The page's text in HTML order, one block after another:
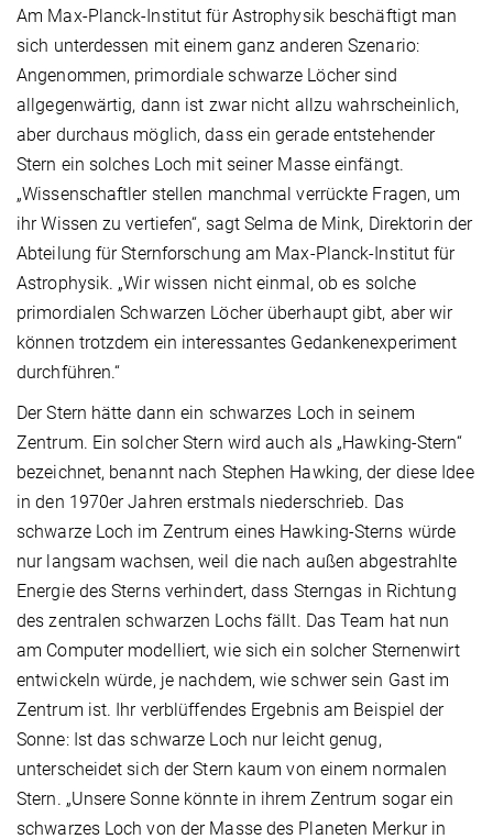
Am Max-Planck-Institut für Astrophysik beschäftigt man
sich unterdessen mit einem ganz anderen Szenario:
Angenommen, primordiale schwarze Löcher sind
allgegenwärtig, dann ist zwar nicht allzu wahrscheinlich,
aber durchaus möglich, dass ein gerade entstehender
Stern ein solches Loch mit seiner Masse einfängt.
„Wissenschaftler stellen manchmal verrückte Fragen, um
ihr Wissen zu vertiefen“, sagt Selma de Mink, Direktorin der
Abteilung für Sternforschung am Max-Planck-Institut für
Astrophysik. „Wir wissen nicht einmal, ob es solche
primordialen Schwarzen Löcher überhaupt gibt, aber wir
können trotzdem ein interessantes Gedankenexperiment
durchführen.“
Der Stern hätte dann ein schwarzes Loch in seinem
Zentrum. Ein solcher Stern wird auch als „Hawking-Stern“
bezeichnet, benannt nach Stephen Hawking, der diese Idee
in den 1970er Jahren erstmals niederschrieb. Das
schwarze Loch im Zentrum eines Hawking-Sterns würde
nur langsam wachsen, weil die nach außen abgestrahlte
Energie des Sterns verhindert, dass Sterngas in Richtung
des zentralen schwarzen Lochs fällt. Das Team hat nun
am Computer modelliert, wie sich ein solcher Sternenwirt
entwickeln würde, je nachdem, wie schwer sein Gast im
Zentrum ist. Ihr verblüffendes Ergebnis am Beispiel der
Sonne: Ist das schwarze Loch nur leicht genug,
unterscheidet sich der Stern kaum von einem normalen
Stern. „Unsere Sonne könnte in ihrem Zentrum sogar ein
schwarzes Loch von der Masse des Planeten Merkur in